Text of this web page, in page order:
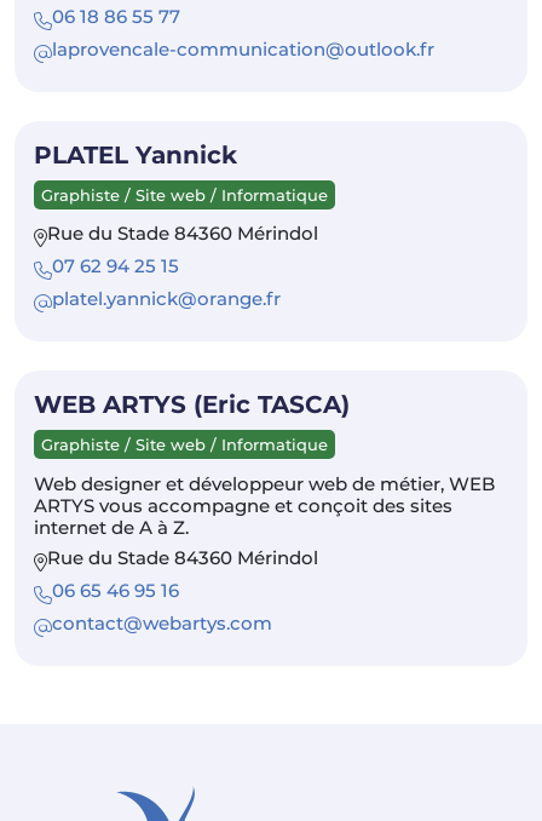
06 18 86 55 77
laprovencale-communication@outlook.fr
PLATEL Yannick
Graphiste / Site web / Informatique
Rue du Stade 84360 Mérindol
07 62 94 25 15
platel.yannick@orange.fr
WEB ARTYS (Eric TASCA)
Graphiste / Site web / Informatique
Web designer et développeur web de métier, WEB
ARTYS vous accompagne et conçoit des sites
internet de A à Z.
Rue du Stade 84360 Mérindol
06 65 46 95 16
contact@webartys.com